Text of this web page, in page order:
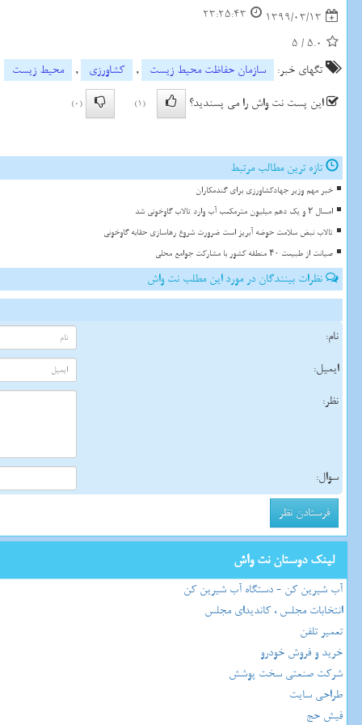
1399/03/13
23:25:43
5.0
/
5
تگهای خبر:
سازمان حفاظت محیط زیست , كشاورزی ,
محیط زیست
این پست نت واش را می پسندید؟
(1)
(0)
تازه ترین مطالب مرتبط
خبر مهم وزیر جهادکشاورزی برای گندمکاران
امسال ۲ و یک دهم میلیون مترمکعب آب وارد تالاب گاوخونی شد
تالاب نبض سلامت حوضه آبریز است ضرورت شروع رهاسازی حقابه گاوخونی
صیانت از طبیعت ۴۰ منطقه کشور با مشارکت جوامع محلی
نظرات بینندگان در مورد این مطلب نت واش
نام:
ایمیل:
نظر:
سوال:
لینک دوستان نت واش
آب شیرین کن - دستگاه آب شیرین کن
انتخابات مجلس ، کاندیدای مجلس
تعمیر تلفن
خرید و فروش خودرو
شرکت صنعتی سخت پوشش
طراحی سایت
فیش حج